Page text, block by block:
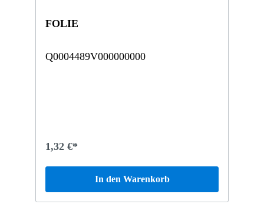
FOLIE
Q0004489V000000000
1,32 €*
In den Warenkorb